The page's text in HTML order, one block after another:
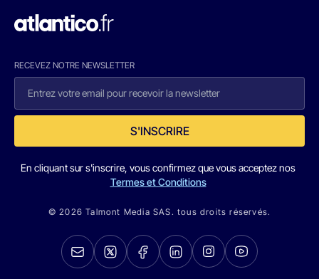
RECEVEZ NOTRE NEWSLETTER
S'INSCRIRE
En cliquant sur s'inscrire, vous confirmez que vous acceptez nos
Termes et Conditions
© 2026 Talmont Media SAS. tous droits réservés.